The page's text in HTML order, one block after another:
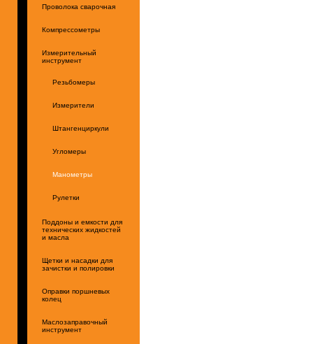
Проволока сварочная
Компрессометры
Измерительный
инструмент
Резьбомеры
Измерители
Штангенциркули
Угломеры
Манометры
Рулетки
Поддоны и емкости для
технических жидкостей
и масла
Щетки и насадки для
зачистки и полировки
Оправки поршневых
колец
Маслозаправочный
инструмент